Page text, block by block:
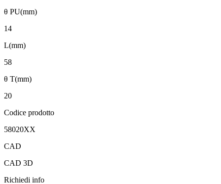
θ PU(mm)
14
L(mm)
58
θ T(mm)
20
Codice prodotto
58020XX
CAD
CAD 3D
Richiedi info